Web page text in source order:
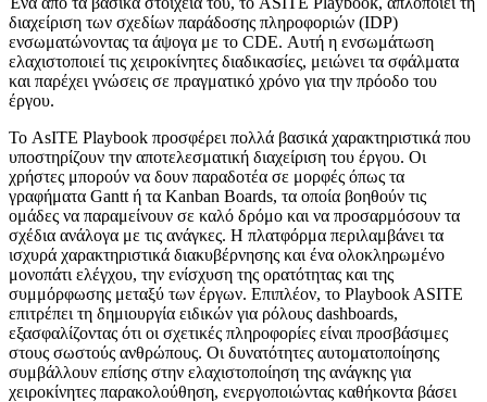
διαχείριση των σχεδίων παράδοσης πληροφοριών (IDP)
ενσωματώνοντας τα άψογα με το CDE. Αυτή η ενσωμάτωση
ελαχιστοποιεί τις χειροκίνητες διαδικασίες, μειώνει τα σφάλματα
και παρέχει γνώσεις σε πραγματικό χρόνο για την πρόοδο του
έργου.
Το AsITE Playbook προσφέρει πολλά βασικά χαρακτηριστικά που
υποστηρίζουν την αποτελεσματική διαχείριση του έργου. Οι
χρήστες μπορούν να δουν παραδοτέα σε μορφές όπως τα
γραφήματα Gantt ή τα Kanban Boards, τα οποία βοηθούν τις
ομάδες να παραμείνουν σε καλό δρόμο και να προσαρμόσουν τα
σχέδια ανάλογα με τις ανάγκες. Η πλατφόρμα περιλαμβάνει τα
ισχυρά χαρακτηριστικά διακυβέρνησης και ένα ολοκληρωμένο
μονοπάτι ελέγχου, την ενίσχυση της ορατότητας και της
συμμόρφωσης μεταξύ των έργων. Επιπλέον, το Playbook ASITE
επιτρέπει τη δημιουργία ειδικών για ρόλους dashboards,
εξασφαλίζοντας ότι οι σχετικές πληροφορίες είναι προσβάσιμες
στους σωστούς ανθρώπους. Οι δυνατότητες αυτοματοποίησης
συμβάλλουν επίσης στην ελαχιστοποίηση της ανάγκης για
χειροκίνητες παρακολούθηση, ενεργοποιώντας καθήκοντα βάσει